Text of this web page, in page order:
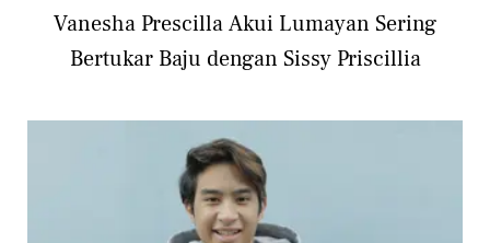
Vanesha Prescilla Akui Lumayan Sering
Bertukar Baju dengan Sissy Priscillia